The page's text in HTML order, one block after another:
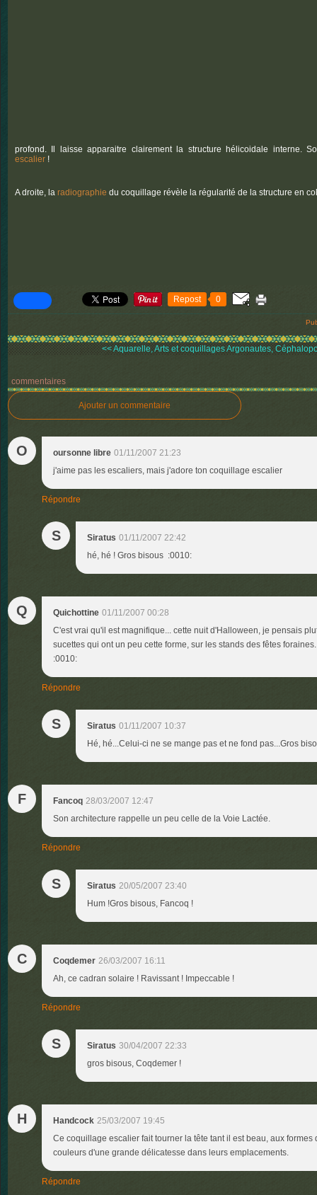
profond. Il laisse apparaitre clairement la structure hélicoidale interne.
escalier !
A droite, la radiographie du coquillage révèle la régularité de la structure en
Repost 0
<< Aquarelle, Arts et coquillagesArgonautes,
commentaires
Ajouter un commentaire
O oursonne libre 01/11/2007 21:23
j'aime pas les escaliers, mais j'adore ton coquillage escalier
Répondre
S Siratus 01/11/2007 22:42
hé, hé ! Gros bisous :0010:
Q Quichottine 01/11/2007 00:28
C'est vrai qu'il est magnifique... cette nuit d'Halloween, je pensais
sucettes qui ont un peu cette forme, sur les stands des fêtes
:0010:
Répondre
S Siratus 01/11/2007 10:37
Hé, hé...Celui-ci ne se mange pas et ne fond pas...Gros
F Fancoq 28/03/2007 12:47
Son architecture rappelle un peu celle de la Voie Lactée.
Répondre
S Siratus 20/05/2007 23:40
Hum !Gros bisous, Fancoq !
C Coqdemer 26/03/2007 16:11
Ah, ce cadran solaire ! Ravissant ! Impeccable !
Répondre
S Siratus 30/04/2007 22:33
gros bisous, Coqdemer !
H Handcock 25/03/2007 19:45
Ce coquillage escalier fait tourner la tête tant il est beau, aux formes
couleurs d'une grande délicatesse dans leurs emplacements.
Répondre